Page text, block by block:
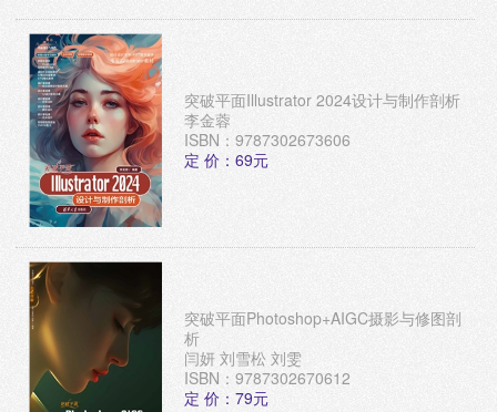
突破平面Illustrator 2024设计与制作剖析
李金蓉
ISBN：9787302673606
定 价：69元
突破平面Photoshop+AIGC摄影与修图剖
析
闫妍 刘雪松 刘雯
ISBN：9787302670612
定 价：79元